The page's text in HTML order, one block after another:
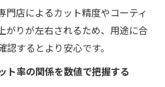
門店によるカット精度やコーティ
がりが左右されるため、用途に合
認するとより安心です。
ト率の関係を数値で把握する